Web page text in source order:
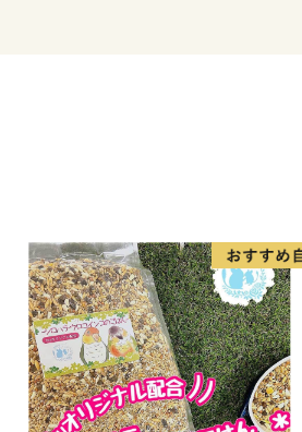
金を心よりお待ちしております。そ
いっぱいの観光地「長瀞」へ是非遊
まいの方です。